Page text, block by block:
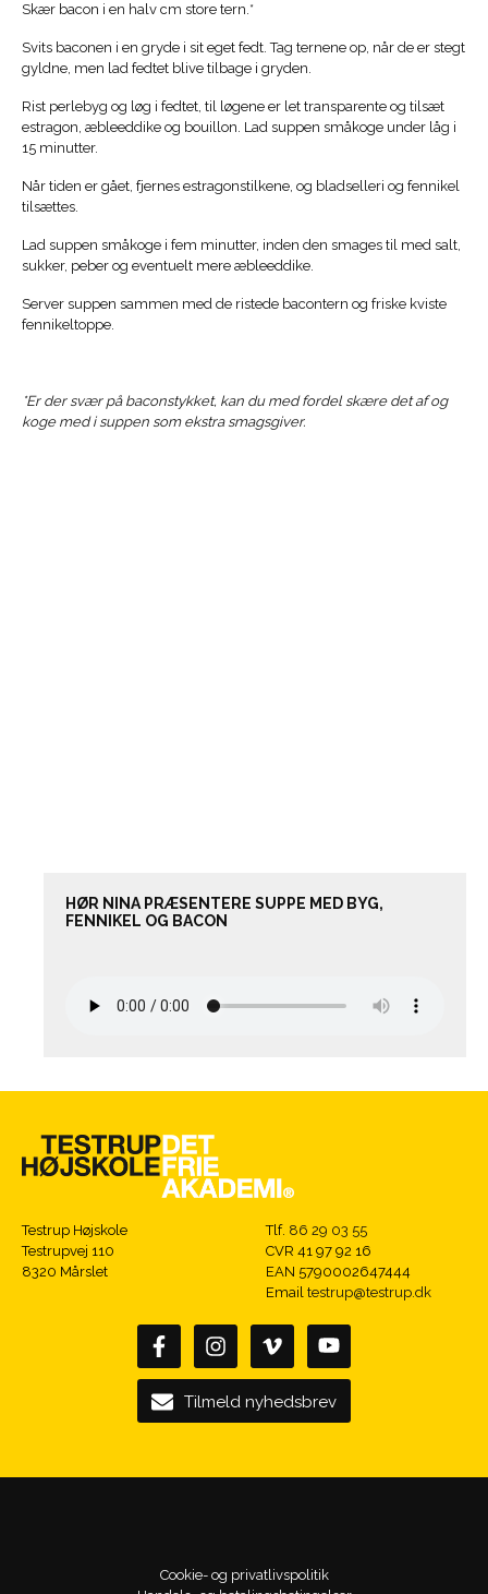
Skær bacon i en halv cm store tern.*
Svits baconen i en gryde i sit eget fedt. Tag ternene op, når de er stegt
gyldne, men lad fedtet blive tilbage i gryden.
Rist perlebyg og løg i fedtet, til løgene er let transparente og tilsæt
estragon, æbleeddike og bouillon. Lad suppen småkoge under låg i
15 minutter.
Når tiden er gået, fjernes estragonstilkene, og bladselleri og fennikel
tilsættes.
Lad suppen småkoge i fem minutter, inden den smages til med salt,
sukker, peber og eventuelt mere æbleeddike.
Server suppen sammen med de ristede bacontern og friske kviste
fennikeltoppe.
*Er der svær på baconstykket, kan du med fordel skære det af og
koge med i suppen som ekstra smagsgiver.
HØR NINA PRÆSENTERE SUPPE MED BYG,
FENNIKEL OG BACON
Testrup Højskole
Testrupvej 110
8320 Mårslet
Tlf. 86 29 03 55
CVR 41 97 92 16
EAN 5790002647444
Email testrup@testrup.dk
Tilmeld nyhedsbrev
Cookie- og privatlivspolitik